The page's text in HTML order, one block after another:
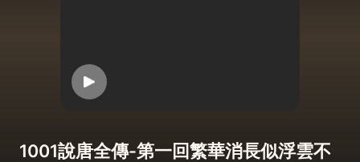
1001說唐全傳-第一回繁華消長似浮雲不